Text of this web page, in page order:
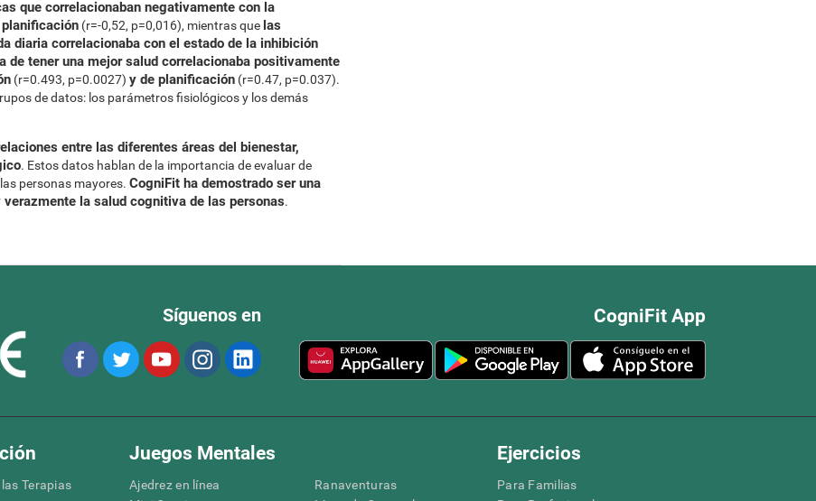
que correlacionaban negativamente con la
planificación (r=-0,52, p=0,016), mientras que las
diaria correlacionaba con el estado de la inhibición
de tener una mejor salud correlacionaba positivamente
(r=0.493, p=0.0027) y de planificación (r=0.47, p=0.037).
de datos: los parámetros fisiológicos y los demás
entre las diferentes áreas del bienestar,
. Estos datos hablan de la importancia de evaluar de
personas mayores. CogniFit ha demostrado ser una
la salud cognitiva de las personas.
CogniFit App
Síguenos en
Terapias
Juegos Mentales
Ajedrez en línea
Ranaventuras
Ejercicios
Para Familias